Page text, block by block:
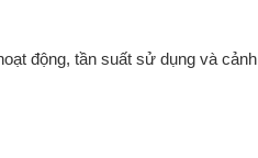
động, tần suất sử dụng và